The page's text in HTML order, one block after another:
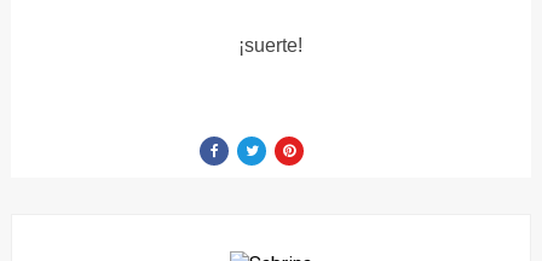
¡suerte!